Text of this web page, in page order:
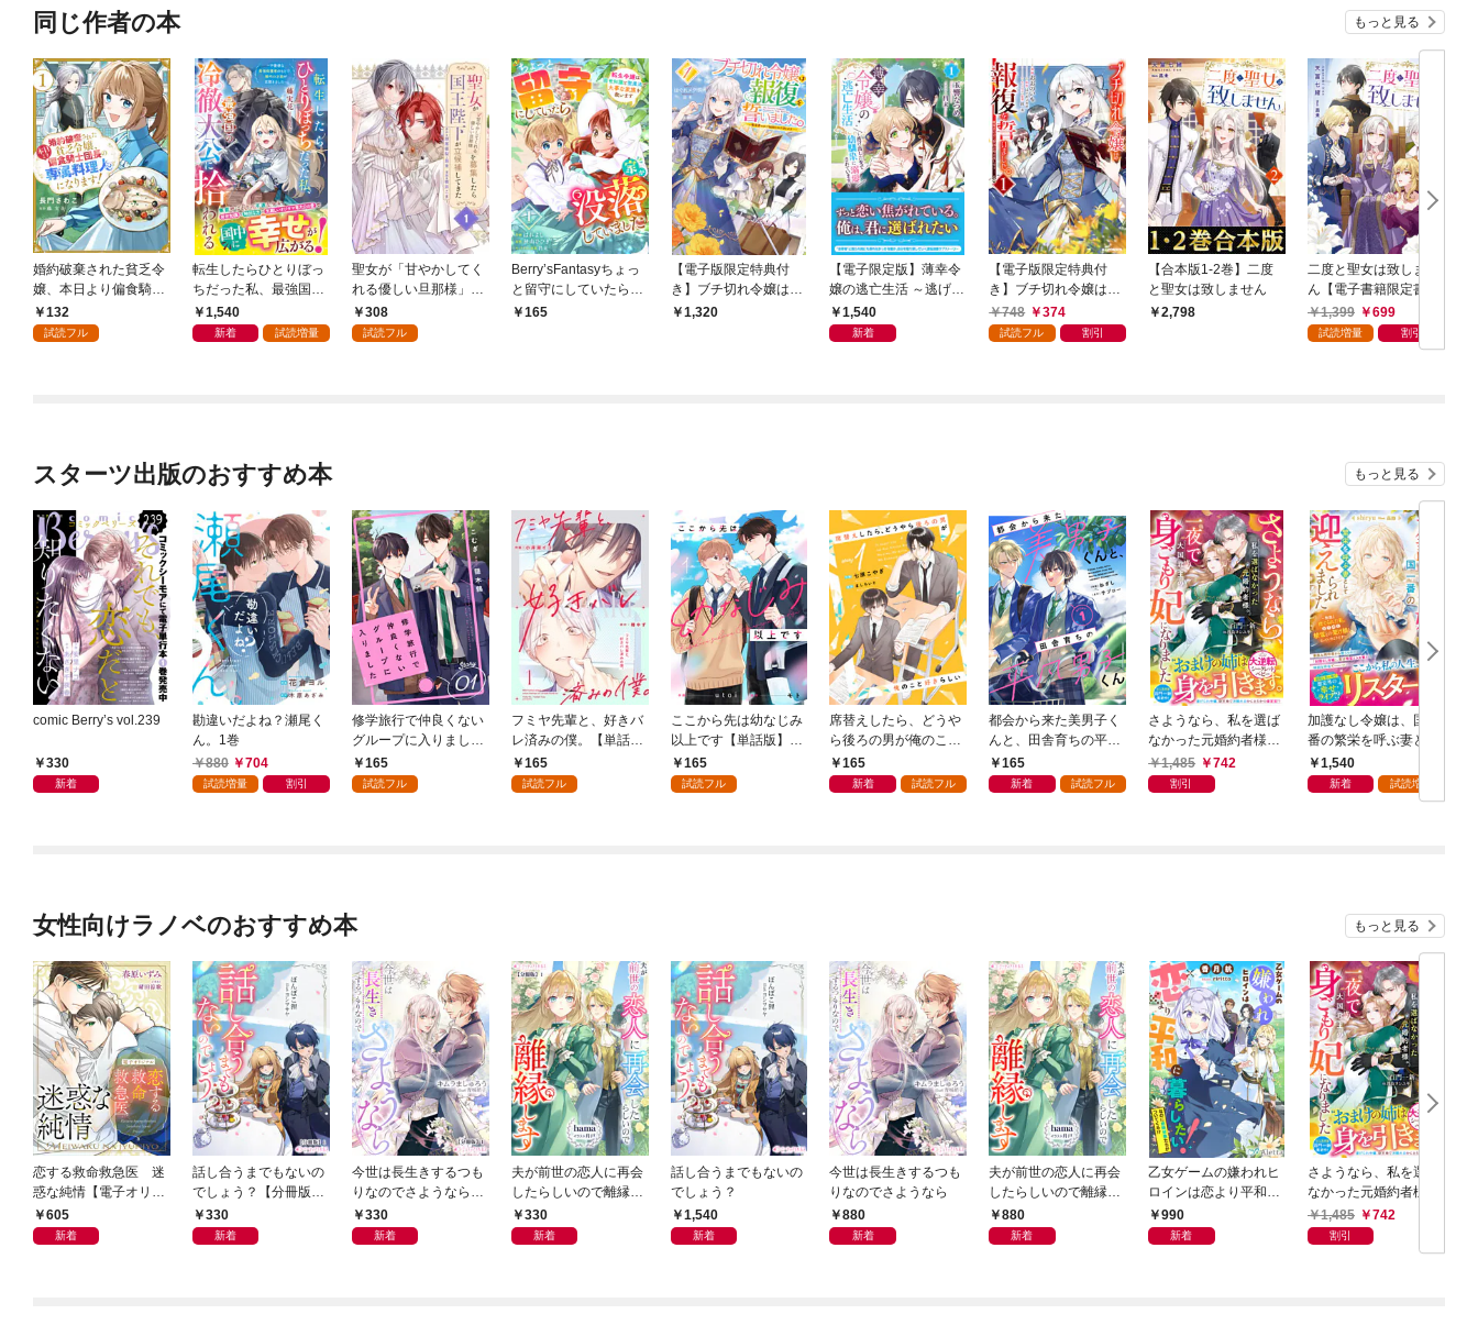
同じ作者の本 もっと見る
婚約破棄された貧乏令
嬢、本日より偏食騎士
団長の専属料理人にな
ります！１
132
試読フル
転生したらひとりぼっ
ちだった私、最強国の
冷徹大公に拾われる～
不愛想な最強保護者の
1,540
新着 試読増量
聖女が「甘やかしてく
れる優しい旦那様」を
募集したら国王陛下が
立候補してきた（コミ
308
試読フル
Berry’sFantasyちょっ
と留守にしていたら家
が没落していました 転
165
【電子版限定特典付
き】ブチ切れ令嬢は報
復を誓いました。1 ～
1,320
【電子限定版】薄幸令
嬢の逃亡生活 ～逃げ出
した先で幼馴染に溺愛
されています～ 1
1,540
新着
【電子版限定特典付
き】ブチ切れ令嬢は報
復を誓いました。1～
魔導書の力で祖国を叩
748 374
試読フル 割引
【合本版1-2巻】二度
と聖女は致しません
2,798
二度と聖女は致しませ
ん【電子書籍限定書き
下ろしSS付き】
1,399 699
試読増量 割引
スターツ出版のおすすめ本 もっと見る
comic Berry’s vol.239
330
新着
勘違いだよね？瀬尾く
ん。1巻
880
704
試読増量 割引
修学旅行で仲良くない
グループに入りました
【単話版】1巻
165
試読フル
フミヤ先輩と、好きバ
レ済みの僕。【単話
版】1巻
165
試読フル
ここから先は幼なじみ
以上です【単話版】1
巻165
試読フル
席替えしたら、どうや
ら後ろの男が俺のこと
好きらしい【単話版】
１巻
165
新着 試読フル
都会から来た美男子く
んと、田舎育ちの平凡
男子くん【単話版】1
巻
165
新着 試読フル
さようなら、私を選ば
なかった元婚約者様。
一夜で大国君主の身ご
もり妃になりました
1,485 742
割引
加護なし令嬢は、国一
番の繁栄を呼ぶ妻とし
て迎えられました～無
能と捨てられた私、ど
うやら精霊との架け橋
1,540
新着 試読増量
女性向けラノベのおすすめ本 もっと見る
恋する救命救急医 迷
惑な純情【電子オリジ
ナル】
605
新着
話し合うまでもないの
でしょう？【分冊版】
1 330
新着
今世は長生きするつも
りなのでさようなら
【分冊版】1
330
新着
夫が前世の恋人に再会
したらしいので離縁し
ます【分冊版】1
330
新着
話し合うまでもないの
でしょう？
1,540
新着
今世は長生きするつも
りなのでさようなら
880
新着
夫が前世の恋人に再会
したらしいので離縁し
ます880
新着
乙女ゲームの嫌われヒ
ロインは恋より平和に
暮らしたい！（なのに
攻略対象たちがついて
990
新着
さようなら、私を選ば
なかった元婚約者様。
一夜で大国君主の身ご
もり妃になりました
【電子限定SS付き】
1,485 742
割引